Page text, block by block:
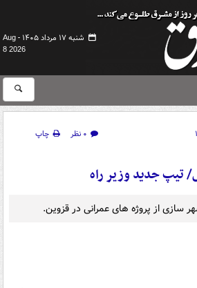
شنبه ۱۷ مرداد ۱۴۰۵ -
Aug
8 2026
۰ نظر
چاپ
جدید وزیر راه
سازی از پروژه های عمرانی در قزوین.